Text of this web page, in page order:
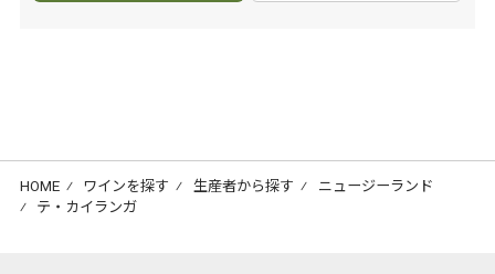
HOME ⁄ ワインを探す ⁄ 生産者から探す ⁄ ニュージーランド
⁄ テ・カイランガ